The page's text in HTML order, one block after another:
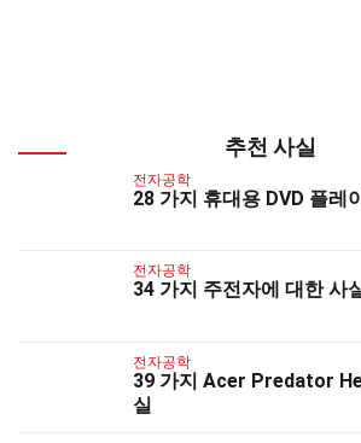
추천 사실
전자공학
28 가지 휴대용 DVD 플레
전자공학
34 가지 주전자에 대한 사
전자공학
39 가지 Acer Predator
실